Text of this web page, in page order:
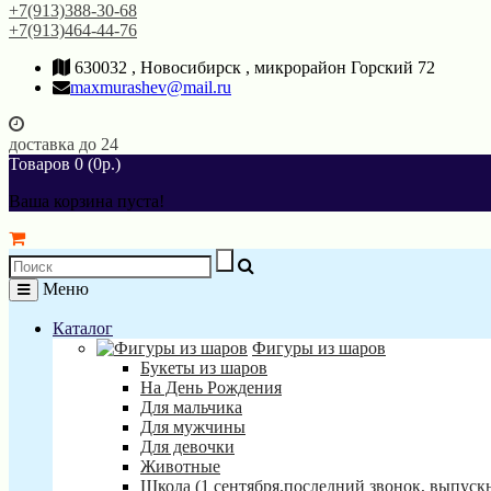
+7(913)388-30-68
+7(913)464-44-76
630032 , Новосибирск , микрорайон Горский 72
maxmurashev@mail.ru
доставка до 24
Товаров 0 (0р.)
Ваша корзина пуста!
Меню
Каталог
Фигуры из шаров
Букеты из шаров
На День Рождения
Для мальчика
Для мужчины
Для девочки
Животные
Школа (1 сентября,последний звонок,